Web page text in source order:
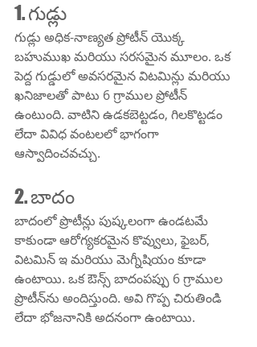
1. గుడ్లు
గుడ్లు అధిక-నాణ్యత ప్రోటీన్ యొక్క
బహుముఖ మరియు సరసమైన మూలం. ఒక
పెద్ద గుడ్డులో అవసరమైన విటమిన్లు మరియు
ఖనిజాలతో పాటు 6 గ్రాముల ప్రోటీన్
ఉంటుంది. వాటిని ఉడకబెట్టడం, గిలకొట్టడం
లేదా వివిధ వంటలలో భాగంగా
ఆస్వాదించవచ్చు.
2. బాదం
బాదంలో ప్రొటీన్లు పుష్కలంగా ఉండటమే
కాకుండా ఆరోగ్యకరమైన కొవ్వులు, ఫైబర్,
విటమిన్ ఇ మరియు మెగ్నీషియం కూడా
ఉంటాయి. ఒక ఔన్స్ బాదంపప్పు 6 గ్రాముల
ప్రొటీన్‌ను అందిస్తుంది. అవి గొప్ప చిరుతిండి
లేదా భోజనానికి అదనంగా ఉంటాయి.